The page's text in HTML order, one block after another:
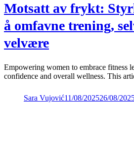
Motsatt av frykt:
å omfavne trening,
velvære
Empowering women to embrace fitness
confidence and overall wellness. This
Sara Vujović11/08/202526/08/